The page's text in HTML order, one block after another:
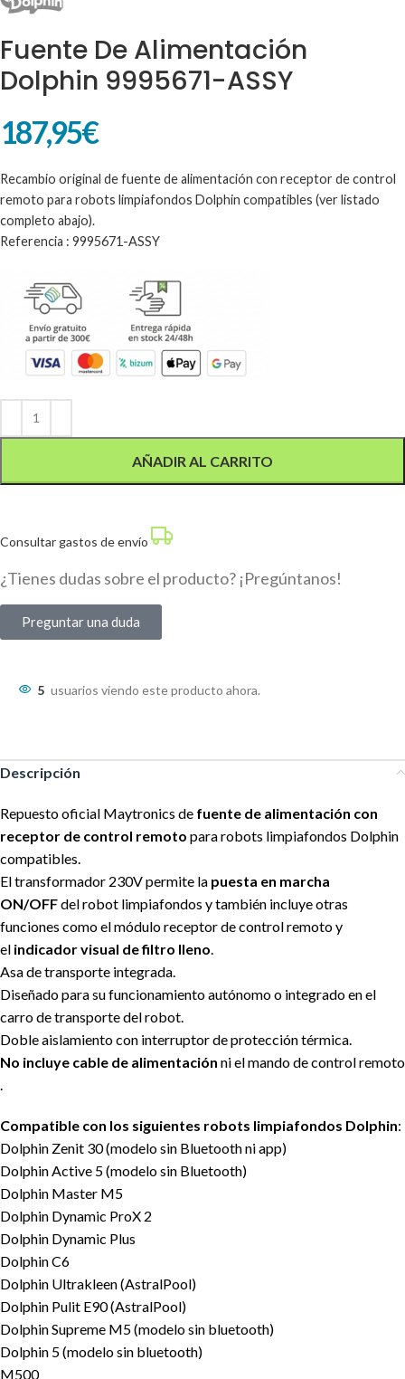
Fuente De Alimentación
Dolphin 9995671-ASSY
187,95€
Recambio original de fuente de alimentación con receptor de control
remoto para robots limpiafondos Dolphin compatibles (ver listado
completo abajo).
Referencia : 9995671-ASSY
AÑADIR AL CARRITO
Consultar gastos de envío
¿Tienes dudas sobre el producto? ¡Pregúntanos!
Preguntar una duda
5 usuarios viendo este producto ahora.
Descripción
Repuesto oficial Maytronics de fuente de alimentación con
receptor de control remoto para robots limpiafondos Dolphin
compatibles.
El transformador 230V permite la puesta en marcha
ON/OFFdel robot limpiafondos y también incluye otras
funciones como el módulo receptor de control remoto y
el indicador visual de filtro lleno.
Asa de transporte integrada.
Diseñado para su funcionamiento autónomo o integrado en el
carro de transporte del robot.
Doble aislamiento con interruptor de protección térmica.
No incluye cable de alimentación ni el mando de control remoto
.
Compatible con los siguientes robots limpiafondos Dolphin:
Dolphin Zenit 30 (modelo sin Bluetooth ni app)
Dolphin Active 5 (modelo sin Bluetooth)
Dolphin Master M5
Dolphin Dynamic ProX 2
Dolphin Dynamic Plus
Dolphin C6
Dolphin Ultrakleen (AstralPool)
Dolphin Pulit E90 (AstralPool)
Dolphin Supreme M5 (modelo sin bluetooth)
Dolphin 5 (modelo sin bluetooth)
M500